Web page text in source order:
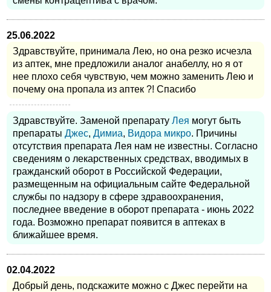
25.06.2022
Здравствуйте, принимала Лею, но она резко исчезла
из аптек, мне предложили аналог анабеллу, но я от
нее плохо себя чувствую, чем можно заменить Лею и
почему она пропала из аптек ?! Спасибо
Здравствуйте. Заменой препарату Лея могут быть
препараты Джес, Димиа, Видора микро. Причины
отсутствия препарата Лея нам не известны. Согласно
сведениям о лекарственных средствах, вводимых в
гражданский оборот в Российской Федерации,
размещенным на официальным сайте Федеральной
службы по надзору в сфере здравоохранения,
последнее введение в оборот препарата - июнь 2022
года. Возможно препарат появится в аптеках в
ближайшее время.
02.04.2022
Добрый день, подскажите можно с Джес перейти на